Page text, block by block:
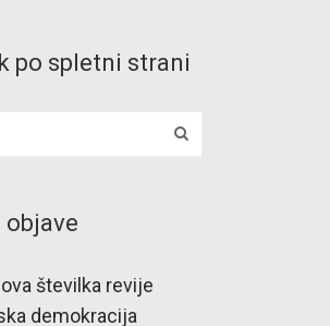
po spletni strani
objave
številka revije
demokracija